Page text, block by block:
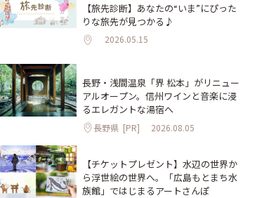
【旅先診断】あなたの“いま”にぴった
りな旅先が見つかる♪
2026.05.15
長野・浅間温泉「界 松本」がリニュー
アルオープン。信州ワインと音楽に浸
るエレガントな湯宿へ
長野県 [PR] 2026.08.05
【チケットプレゼント】水辺の世界か
ら浮世絵の世界へ。「広島もとまち水
族館」ではじまるアートさんぽ